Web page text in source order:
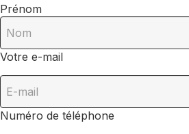
Prénom
Votre e-mail
Numéro de téléphone